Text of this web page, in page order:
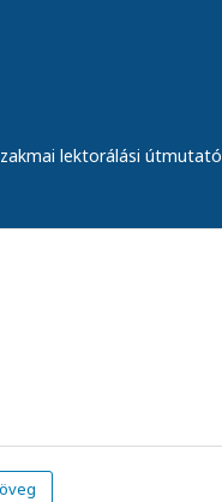
lektorálási útmutató